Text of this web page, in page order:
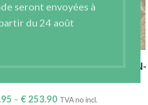
seront envoyées à
du 24 août
À TEINDRE – COTLINPLAIN-
– €253.90 TVA no incl.